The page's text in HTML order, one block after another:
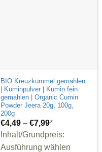
BIO Kreuzkümmel gemahlen
| Kuminpulver | Kumin fein
gemahlen | Organic Cumin
Powder Jeera 20g, 100g,
200g
€4,49 –€7,99*
Inhalt/Grundpreis:
Ausführung wählen